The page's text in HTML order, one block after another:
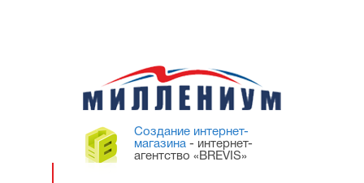
Создание интернет-
магазина - интернет-
агентство «BREVIS»